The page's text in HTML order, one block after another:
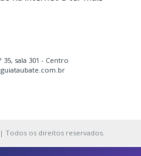
sala 301 - Centro
Todos os direitos reservados.